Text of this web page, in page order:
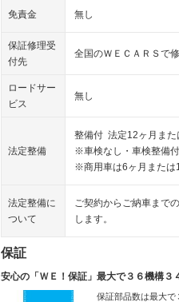
免責金 無し
保証修理受
付先
全国のＷＥＣＡＲＳで
ロードサー
ビス
無し
法定整備
整備付 法定12ヶ月ま
※車検なし・車検整備
※商用車は6ヶ月または
法定整備に
ついて
ご契約からご納車まで
します。
保証
安心の「ＷＥ！保証」最大で３６機構３
保証部品数は最大で